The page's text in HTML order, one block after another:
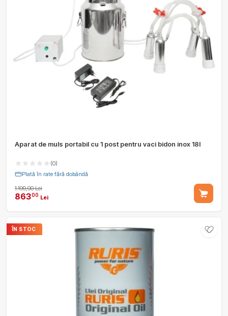
Aparat de muls portabil cu 1 post pentru vaci bidon inox 18l
(0)
Plată în rate fără dobândă
1.199,00 Lei
86300 Lei
ÎN STOC